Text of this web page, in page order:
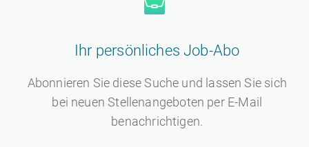
Ihr persönliches Job-Abo
Abonnieren Sie diese Suche und lassen Sie sich
bei neuen Stellenangeboten per E-Mail
benachrichtigen.